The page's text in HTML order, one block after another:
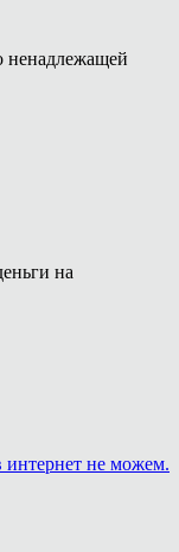
ненадлежащей
на
интернет не можем.